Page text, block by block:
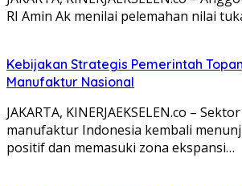
RI Amin Ak menilai pelemahan nilai
Kebijakan Strategis Pemerintah
Manufaktur Nasional
JAKARTA, KINERJAEKSELEN.co –
manufaktur Indonesia kembali
positif dan memasuki zona ekspansi…